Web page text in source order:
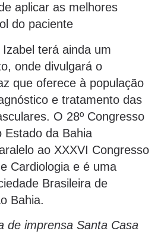
aplicar as melhores
do paciente
terá ainda um
onde divulgará o
que oferece à população
e tratamento das
O 28º Congresso
Estado da Bahia
ao XXXVI Congresso
Cardiologia e é uma
Brasileira de
Bahia.
de imprensa Santa Casa